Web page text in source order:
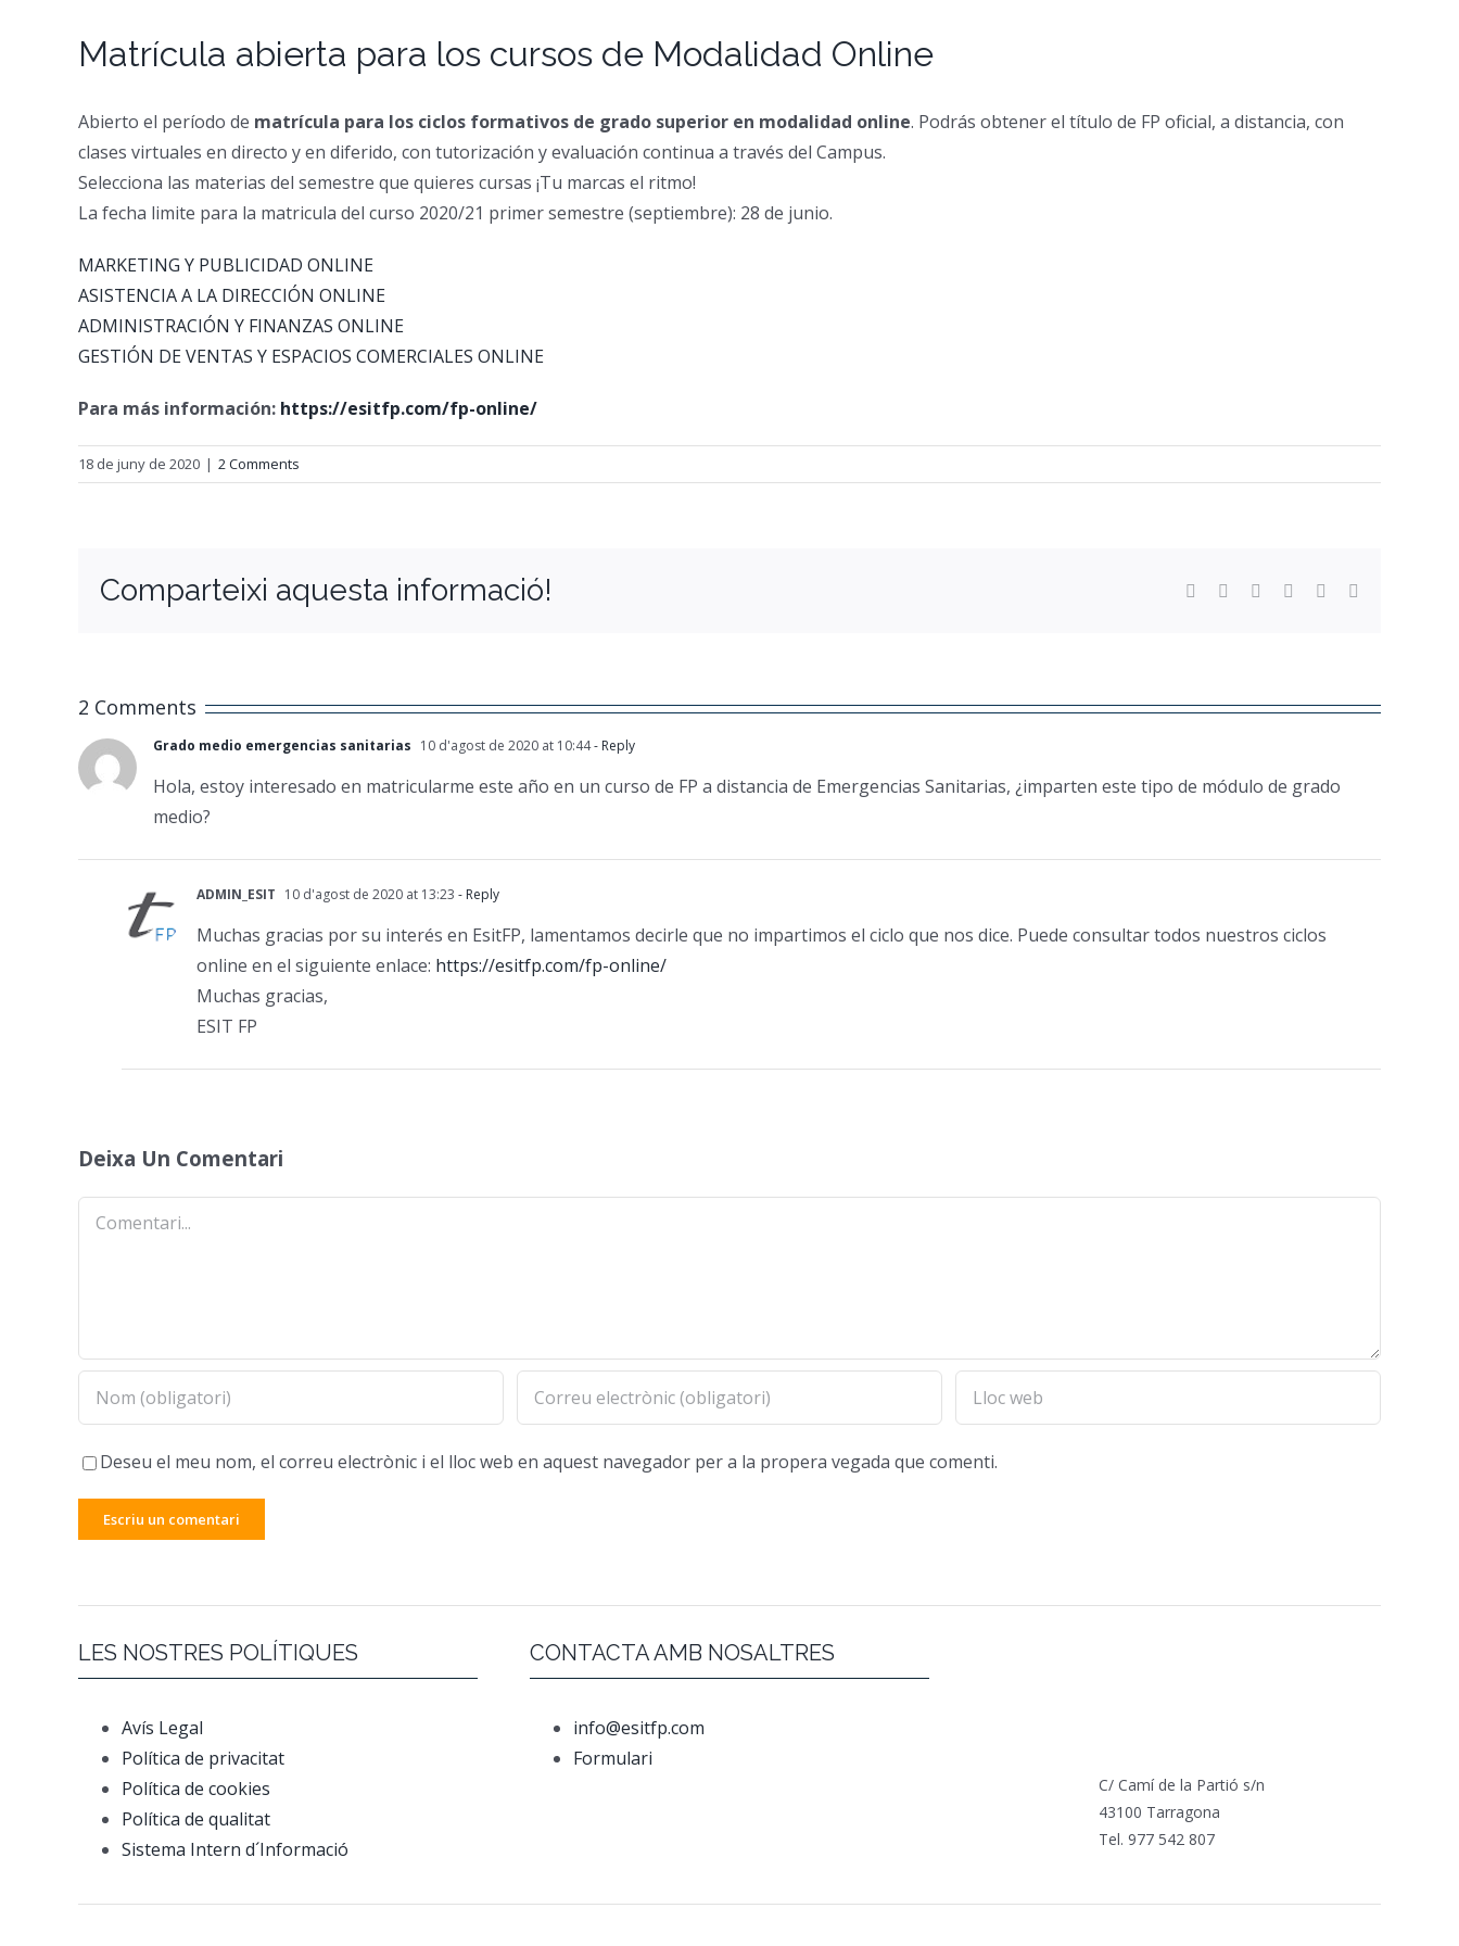
Matrícula abierta para los cursos de Modalidad Online
Abierto el período de matrícula para los ciclos formativos de grado superior en modalidad online. Podrás obtener el título de FP oficial, a distancia, con
clases virtuales en directo y en diferido, con tutorización y evaluación continua a través del Campus.
Selecciona las materias del semestre que quieres cursas ¡Tu marcas el ritmo!
La fecha limite para la matricula del curso 2020/21 primer semestre (septiembre): 28 de junio.
MARKETING Y PUBLICIDAD ONLINE
ASISTENCIA A LA DIRECCIÓN ONLINE
ADMINISTRACIÓN Y FINANZAS ONLINE
GESTIÓN DE VENTAS Y ESPACIOS COMERCIALES ONLINE
Para más información: https://esitfp.com/fp-online/
18 de juny de 2020 | 2 Comments
Comparteixi aquesta informació! Facebook
TwitterReddit LinkedInWhatsApp
2 Comments
Grado medio emergencias sanitarias 10 d'agost de 2020 at 10:44- Reply
Hola, estoy interesado en matricularme este año en un curso de FP a distancia de Emergencias Sanitarias, ¿imparten este tipo de módulo de grado
medio?
ADMIN_ESIT 10 d'agost de 2020 at 13:23 - Reply
Muchas gracias por su interés en EsitFP, lamentamos decirle que no impartimos el ciclo que nos dice. Puede consultar todos nuestros ciclos
online en el siguiente enlace: https://esitfp.com/fp-online/
Muchas gracias,
ESIT FP
Deixa Un Comentari
Comentari
Deseu el meu nom, el correu electrònic i el lloc web en aquest navegador per a la propera vegada que comenti.
LES NOSTRES POLÍTIQUES
Avís Legal
Política de privacitat
Política de cookies
Política de qualitat
Sistema Intern d´Informació
CONTACTA AMB NOSALTRES
info@esitfp.com
Formulari
C/ Camí de la Partió s/n
43100 Tarragona
Tel. 977 542 807